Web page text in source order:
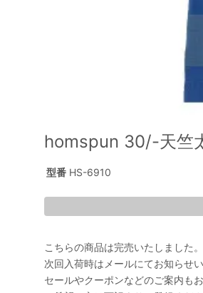
homspun 30/-天竺
型番 HS-6910
こちらの商品は完売いたしました。
次回入荷時はメールにてお知らせい
セールやクーポンなどのご案内も